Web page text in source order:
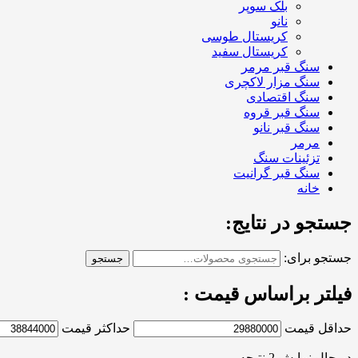
بلک سوپر
نانو
کریستال طوسی
کریستال سفید
سنگ قبر مرمر
سنگ مزار لاکچری
سنگ اقتصادی
سنگ قبر قروه
سنگ قبر نانو
مرمر
تزئینات سنگ
سنگ قبر گرانیت
خانه
جستجو در نتایج:
جستجو برای: جستجو
فیلتر براساس قیمت :
حداقل قیمت حداکثر قیمت